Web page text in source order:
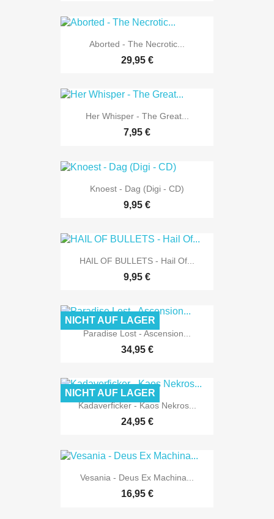
Aborted - The Necrotic...
29,95 €
Her Whisper - The Great...
7,95 €
Knoest - Dag (Digi - CD)
9,95 €
HAIL OF BULLETS - Hail Of...
9,95 €
Paradise Lost - Ascension...
34,95 €
NICHT AUF LAGER
Kadaverficker - Kaos Nekros...
24,95 €
NICHT AUF LAGER
Vesania - Deus Ex Machina...
16,95 €